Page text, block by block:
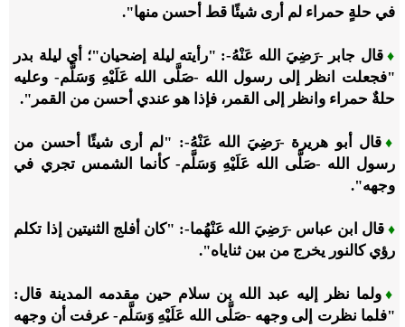
في حلةٍ حمراء لم أرى شيئًا قط أحسن منها".
♦ قال جابر -رَضِيَ الله عَنْهُ-: "رأيته ليلة إضحيان"؛ أي ليلة بدر
"فجعلت انظر إلى رسول الله -صَلَّى الله عَلَيْهِ وَسَلَّم- وعليه
حلةٌ حمراء وانظر إلى القمر، فإذا هو عندي أحسن من القمر".
♦ قال أبو هريرة -رَضِيَ الله عَنْهُ-: "لم أرى شيئًا أحسن من
رسول الله -صَلَّى الله عَلَيْهِ وَسَلَّم- كأنما الشمس تجري في
وجهه".
♦ قال ابن عباس -رَضِيَ الله عَنْهُما-: "كان أفلج الثنيتين إذا تكلم
رؤي كالنور يخرج من بين ثناياه".
♦ ولما نظر إليه عبد الله بن سلام حين مقدمه المدينة قال:
"فلما نظرت إلى وجهه -صَلَّى الله عَلَيْهِ وَسَلَّم- عرفت أن وجهه